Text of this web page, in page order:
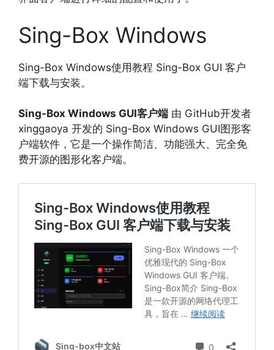
Sing-Box Windows
Sing-Box Windows使用教程 Sing-Box GUI 客户
端下载与安装。
Sing-Box Windows GUI客户端 由 GitHub开发者
xinggaoya 开发的 Sing-Box Windows GUI图形客
户端软件，它是一个操作简洁、功能强大、完全免
费开源的图形化客户端。